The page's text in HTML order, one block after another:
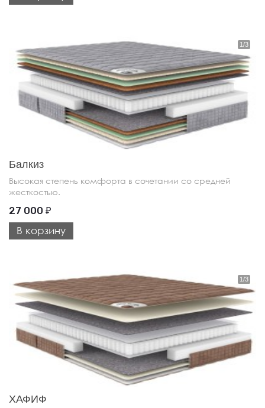
Балкиз
Высокая степень комфорта в сочетании со средней
жесткостью.
27 000 ₽
В корзину
ХАФИФ